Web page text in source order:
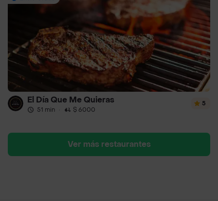
El Día Que Me Quieras
51 min · $ 6000
5
Ver más restaurantes